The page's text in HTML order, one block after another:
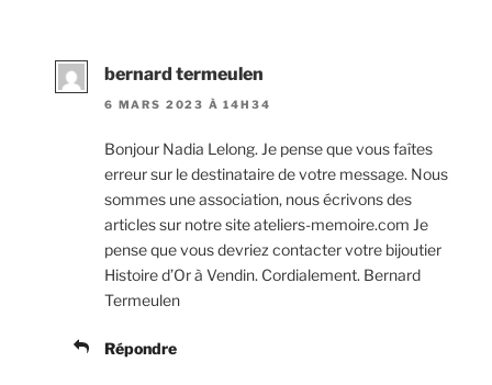
bernard termeulen
6 MARS 2023 À 14H34
Bonjour Nadia Lelong. Je pense que vous faîtes
erreur sur le destinataire de votre message. Nous
sommes une association, nous écrivons des
articles sur notre site ateliers-memoire.com Je
pense que vous devriez contacter votre bijoutier
Histoire d’Or à Vendin. Cordialement. Bernard
Termeulen
Répondre